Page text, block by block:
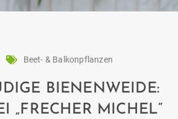
Beet- & Balkonpflanzen
BIENENWEIDE:
„FRECHER MICHEL“